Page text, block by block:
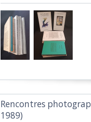
‎Rencontres
1989)‎